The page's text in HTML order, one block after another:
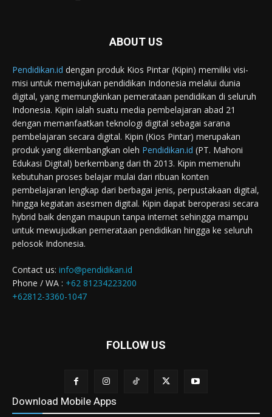
ABOUT US
Pendidikan.id dengan produk Kios Pintar (Kipin) memiliki visi-
misi untuk memajukan pendidikan Indonesia melalui dunia
digital, yang memungkinkan pemerataan pendidikan di seluruh
Indonesia. Kipin ialah suatu media pembelajaran abad 21
dengan memanfaatkan teknologi digital sebagai sarana
pembelajaran secara digital. Kipin (Kios Pintar) merupakan
produk yang dikembangkan oleh Pendidikan.id (PT. Mahoni
Edukasi Digital) berkembang dari th 2013. Kipin memenuhi
kebutuhan proses belajar mulai dari ribuan konten
pembelajaran lengkap dari berbagai jenis, perpustakaan digital,
hingga kegiatan asesmen digital. Kipin dapat beroperasi secara
hybrid baik dengan maupun tanpa internet sehingga mampu
untuk mewujudkan pemerataan pendidikan hingga ke seluruh
pelosok Indonesia.
Contact us: info@pendidikan.id
Phone / WA : +62 81234223200
+62812-3360-1047
FOLLOW US
Download Mobile Apps